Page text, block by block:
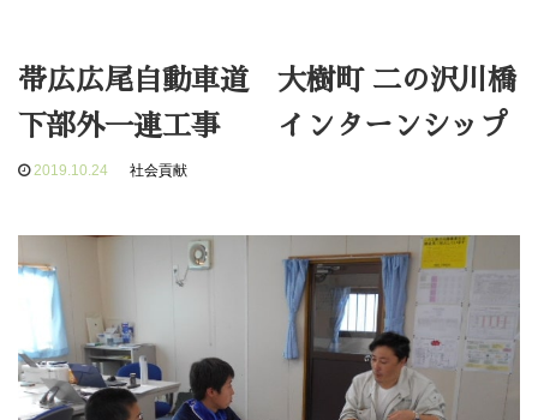
帯広広尾自動車道 大樹町 二の沢川橋
下部外一連工事 インターンシップ
2019.10.24 社会貢献